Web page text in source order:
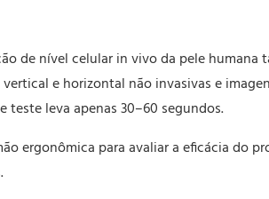
de nível celular in vivo da pele humana
e horizontal não invasivas e
teste leva apenas 30–60 segundos.
ergonômica para avaliar a eficácia do